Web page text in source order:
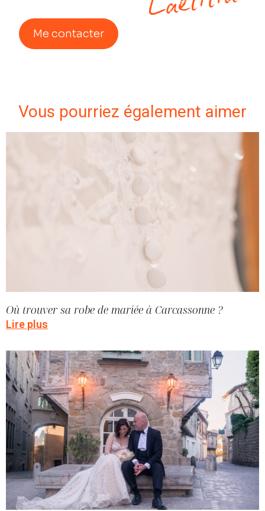
Me contacter
Vous pourriez également aimer
Où trouver sa robe de mariée à Carcassonne ?
Lire plus